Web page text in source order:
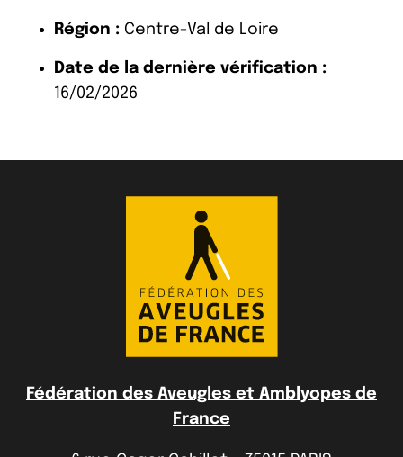
Région : Centre-Val de Loire
Date de la dernière vérification :
16/02/2026
Fédération des Aveugles et Amblyopes de
France